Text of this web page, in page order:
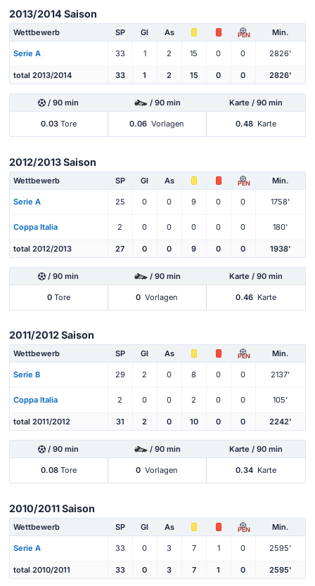
2013/2014 Saison
Wettbewerb SP Gl As PEN Min.
Serie A 33 1 2 15 0 0 2826'
total 2013/2014 33 1 2 15 0 0 2826'
/ 90 min / 90 min Karte / 90 min
0.03Tore 0.06 Vorlagen 0.48 Karte
2012/2013 Saison
Wettbewerb SP Gl As PEN Min.
Serie A 25 0 0 9 0 0 1758'
Coppa Italia 2 0 0 0 0 0 180'
total 2012/2013 27 0 0 9 0 0 1938'
/ 90 min / 90 min Karte / 90 min
0Tore 0 Vorlagen 0.46 Karte
2011/2012 Saison
Wettbewerb SP Gl As PEN Min.
Serie B 29 2 0 8 0 0 2137'
Coppa Italia 2 0 0 2 0 0 105'
total 2011/2012 31 2 0 10 0 0 2242'
/ 90 min / 90 min Karte / 90 min
0.08Tore 0 Vorlagen 0.34 Karte
2010/2011 Saison
Wettbewerb SP Gl As PEN Min.
Serie A 33 0 3 7 1 0 2595'
total 2010/2011 33 0 3 7 1 0 2595'